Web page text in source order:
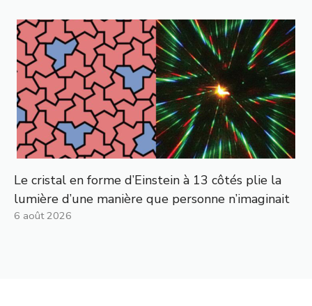
Le cristal en forme d’Einstein à 13 côtés plie la
lumière d’une manière que personne n’imaginait
6 août 2026